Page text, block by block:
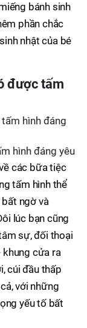
bánh sinh
phần chắc
nhật của bé
được tấm
hình đáng yêu
các bữa tiệc
tấm hình thể
bất ngờ và
lúc bạn cũng
sự, đối thoại
khung cửa ra
cúi đầu thấp
với những
yếu tố bất